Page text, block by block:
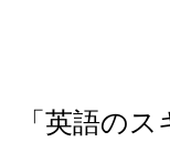
「英語の